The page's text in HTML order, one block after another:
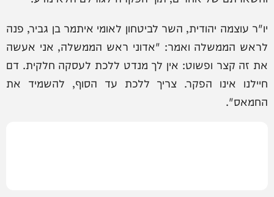
יו"ר עוצמה יהודית, השר לביטחון לאומי איתמר בן גביר, פנה
לראש הממשלה ואמר: "אדוני ראש הממשלה, אני אעשה
את זה קצר ופשוט: אין לך מנדט ללכת לעסקה חלקית. דם
חיילנו אינו הפקר. צריך ללכת עד הסוף, להשמיד את
החמאס".